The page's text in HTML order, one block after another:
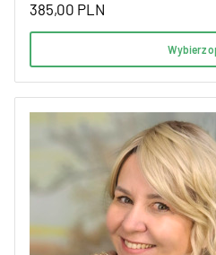
385,00 PLN
Wybierz